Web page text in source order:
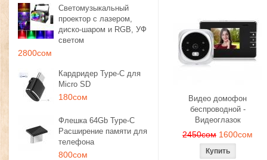
Светомузыкальный
проектор с лазером,
диско-шаром и RGB, УФ
светом
2800сом
Кардридер Type-C для
Micro SD
180сом
Флешка 64Gb Type-C
Расширение памяти для
телефона
800сом
Видео домофон
беспроводной -
Видеоглазок
2450сом 1600сом